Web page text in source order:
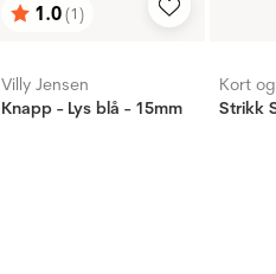
Karakter:
1.0(1)
av 5 mulige
Villy Jensen
Knapp - Lys blå - 15mm
Kort
Strikk